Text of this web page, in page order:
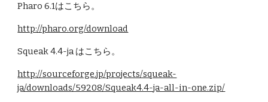
Pharo 6.1はこちら。
http://pharo.org/download
Squeak 4.4-ja はこちら。
http://sourceforge.jp/projects/squeak-
ja/downloads/59208/Squeak4.4-ja-all-in-one.zip/